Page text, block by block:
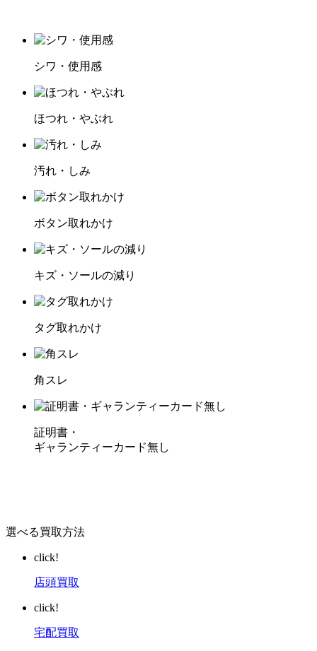
シワ・使用感
ほつれ・やぶれ
汚れ・しみ
ボタン取れかけ
キズ・ソールの減り
タグ取れかけ
角スレ
証明書・
ギャランティーカード無し
選べる買取方法
click!
店頭買取
click!
宅配買取